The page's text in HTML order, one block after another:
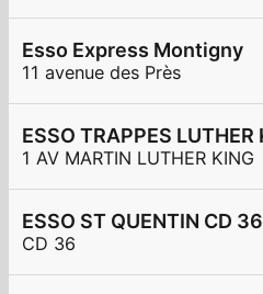
Esso Express Montigny
11 avenue des Près
1 AV MARTIN LUTHER KING
ESSO ST QUENTIN CD 36
CD 36